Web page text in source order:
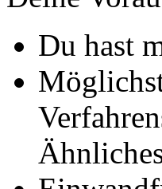
Du hast